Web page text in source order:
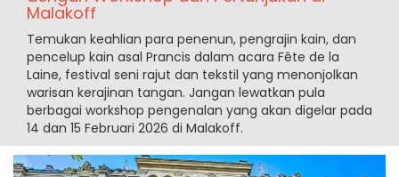
Malakoff
Temukan keahlian para penenun, pengrajin kain, dan
pencelup kain asal Prancis dalam acara Fête de la
Laine, festival seni rajut dan tekstil yang menonjolkan
warisan kerajinan tangan. Jangan lewatkan pula
berbagai workshop pengenalan yang akan digelar pada
14 dan 15 Februari 2026 di Malakoff.